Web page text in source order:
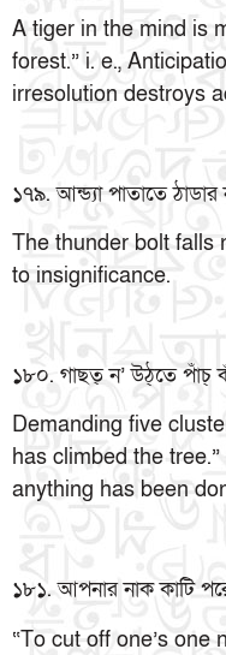
A tiger in the mind is
forest.” i. e.,
irresolution destroys
১৭৯. আন্ড্যা পাতাতে ঠাডার
The thunder bolt falls
to insignificance.
১৮০. গাছত্ ন’ উঠ্তে পাঁচ্
Demanding five
has climbed the
anything has been
১৮১. আপনার নাক কাটি
“To cut off one’s